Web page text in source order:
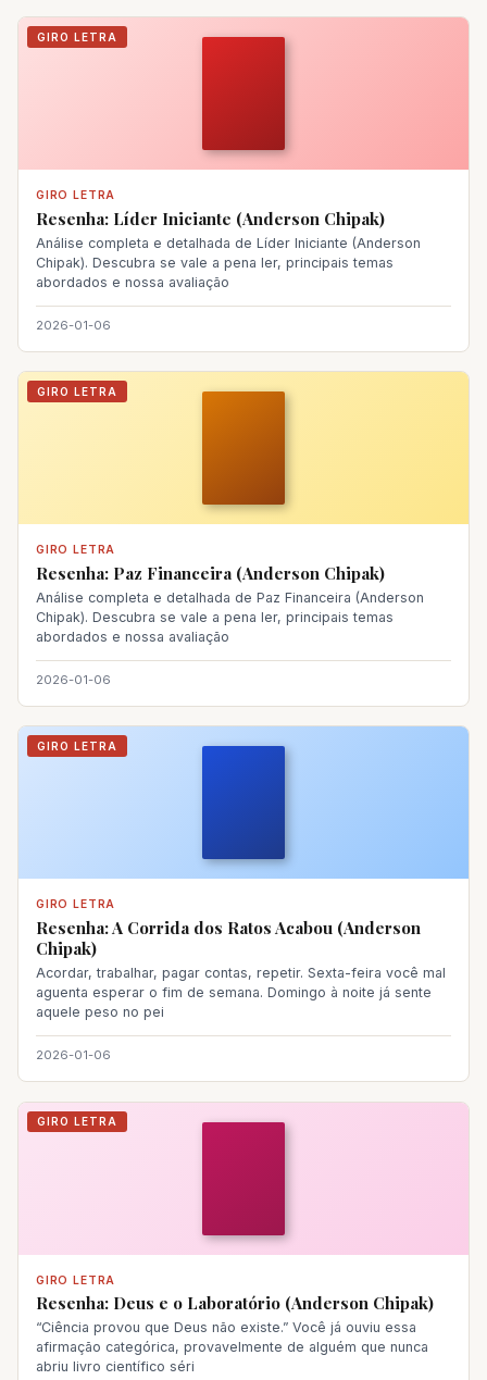
GIRO LETRA
GIRO LETRA
Resenha: Líder Iniciante (Anderson Chipak)
Análise completa e detalhada de Líder Iniciante (Anderson
Chipak). Descubra se vale a pena ler, principais temas
abordados e nossa avaliação
2026-01-06
GIRO LETRA
GIRO LETRA
Resenha: Paz Financeira (Anderson Chipak)
Análise completa e detalhada de Paz Financeira (Anderson
Chipak). Descubra se vale a pena ler, principais temas
abordados e nossa avaliação
2026-01-06
GIRO LETRA
GIRO LETRA
Resenha: A Corrida dos Ratos Acabou (Anderson
Chipak)
Acordar, trabalhar, pagar contas, repetir. Sexta-feira você mal
aguenta esperar o fim de semana. Domingo à noite já sente
aquele peso no pei
2026-01-06
GIRO LETRA
GIRO LETRA
Resenha: Deus e o Laboratório (Anderson Chipak)
“Ciência provou que Deus não existe.” Você já ouviu essa
afirmação categórica, provavelmente de alguém que nunca
abriu livro científico séri